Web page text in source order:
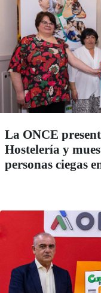
La ONCE
Hostelería y
personas ciegas